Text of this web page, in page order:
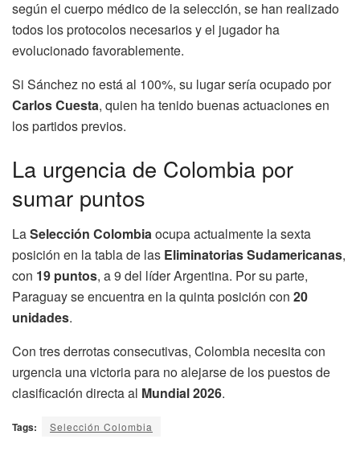
según el cuerpo médico de la selección, se han realizado
todos los protocolos necesarios y el jugador ha
evolucionado favorablemente.
Si Sánchez no está al 100%, su lugar sería ocupado por
Carlos Cuesta, quien ha tenido buenas actuaciones en
los partidos previos.
La urgencia de Colombia por
sumar puntos
LaSelección Colombiaocupa actualmente la sexta
posición en la tabla de las Eliminatorias Sudamericanas,
con 19 puntos, a 9 del líder Argentina. Por su parte,
Paraguay se encuentra en la quinta posición con 20
unidades.
Con tres derrotas consecutivas, Colombia necesita con
urgencia una victoria para no alejarse de los puestos de
clasificación directa al Mundial 2026.
Tags: Selección Colombia